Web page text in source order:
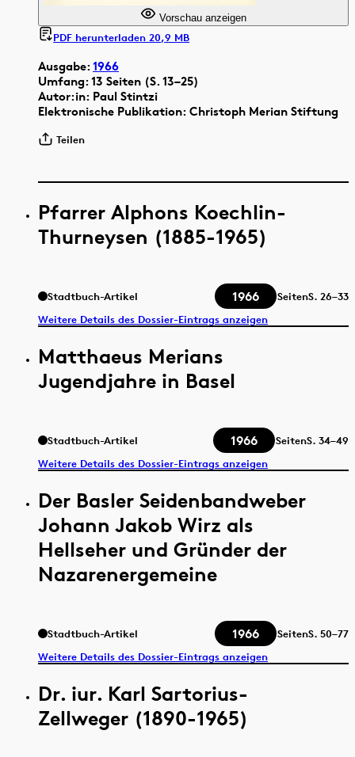
Ausgabe:1966
Umfang: 13 Seiten (S. 13–25)
Autor:in: Paul Stintzi
Elektronische Publikation: Christoph Merian Stiftung
Teilen
Vorschau anzeigen
PDF herunterladen 20,9 MB
Pfarrer Alphons Koechlin-
Thurneysen (1885-1965)
Stadtbuch-Artikel 1966 SeitenS. 26–33
Weitere Details des Dossier-Eintrags anzeigen
Matthaeus Merians
Jugendjahre in Basel
Stadtbuch-Artikel 1966 SeitenS. 34–49
Weitere Details des Dossier-Eintrags anzeigen
Der Basler Seidenbandweber
Johann Jakob Wirz als
Hellseher und Gründer der
Nazarenergemeine
Stadtbuch-Artikel 1966 SeitenS. 50–77
Weitere Details des Dossier-Eintrags anzeigen
Dr. iur. Karl Sartorius-
Zellweger (1890-1965)